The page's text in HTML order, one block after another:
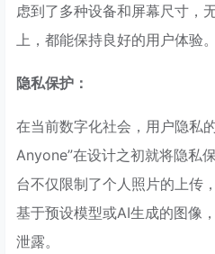
虑到了多种设备和屏幕尺寸，
上，都能保持良好的用户体验。
隐私保护：
在当前数字化社会，用户隐私
Anyone”在设计之初就将隐私
台不仅限制了个人照片的上传
基于预设模型或AI生成的图像
泄露。